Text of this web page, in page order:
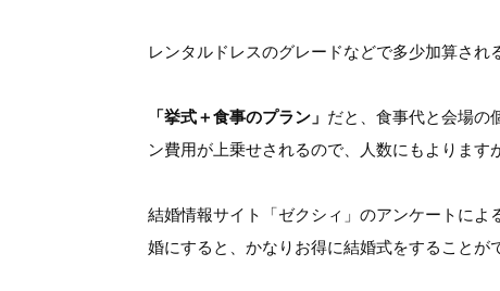
レンタルドレスのグレードなどで多少加算され
「挙式＋食事のプラン」 だと、食事代と会場の
ン費用が上乗せされるので、人数にもよります
結婚情報サイト「ゼクシィ」のアンケートに
婚にすると、かなりお得に結婚式をすることが